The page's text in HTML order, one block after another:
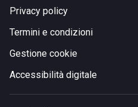
Privacy policy
Termini e condizioni
Gestione cookie
Accessibilità digitale